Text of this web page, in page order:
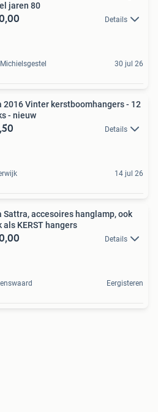
jaren 80
Details
30 jul 26
2016 Vinter kerstboomhangers - 12
- nieuw
Details
14 jul 26
Sattra, accesoires hanglamp, ook
als KERST hangers
Details
Eergisteren